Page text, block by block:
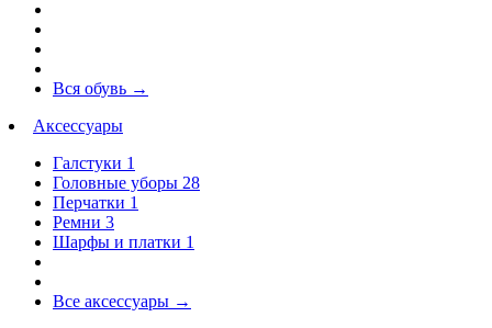
Вся обувь →
Аксессуары
Галстуки 1
Головные уборы 28
Перчатки 1
Ремни 3
Шарфы и платки 1
Все аксессуары →